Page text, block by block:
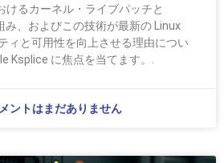
けるカーネル・ライブパッチと
み、およびこの技術が最新の Linux
ィと可用性を向上させる理由につい
Ksplice に焦点を当てます。.
ントはまだありません